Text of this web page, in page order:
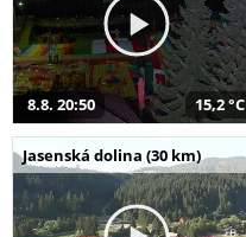
8.8. 20:50 15,2 °C
Jasenská dolina (30 km)